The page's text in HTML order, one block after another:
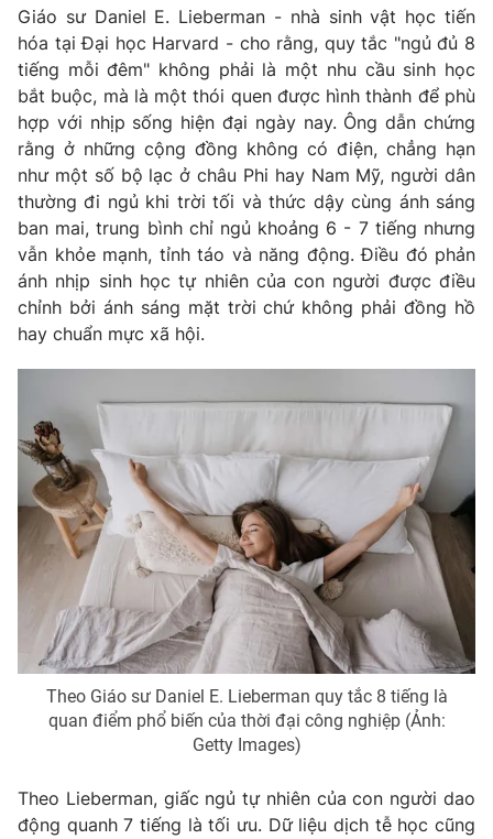
Tư vấn
Chuyên mục khác
Emagazine Podcast
Photo Infographic
Video Shorts video
VTV Money VTV Thể thao
VTV Sức khoẻ Bất động sản
Thị trường 24h Tấm lòng Việt
VTV4 Vươn mình bằng AI
VTV9 VTV8
Liên hệ tòa soạn English
THỜI BÁO VTV
Theo dõi báo trên
Giáo sư Daniel E. Lieberman - nhà sinh vật học tiến
hóa tại Đại học Harvard - cho rằng, quy tắc "ngủ đủ 8
tiếng mỗi đêm" không phải là một nhu cầu sinh học
bắt buộc, mà là một thói quen được hình thành để phù
hợp với nhịp sống hiện đại ngày nay. Ông dẫn chứng
rằng ở những cộng đồng không có điện, chẳng hạn
như một số bộ lạc ở châu Phi hay Nam Mỹ, người dân
thường đi ngủ khi trời tối và thức dậy cùng ánh sáng
ban mai, trung bình chỉ ngủ khoảng 6 - 7 tiếng nhưng
vẫn khỏe mạnh, tỉnh táo và năng động. Điều đó phản
ánh nhịp sinh học tự nhiên của con người được điều
chỉnh bởi ánh sáng mặt trời chứ không phải đồng hồ
hay chuẩn mực xã hội.
Theo Giáo sư Daniel E. Lieberman quy tắc 8 tiếng là
quan điểm phổ biến của thời đại công nghiệp (Ảnh:
Getty Images)
Theo Lieberman, giấc ngủ tự nhiên của con người dao
động quanh 7 tiếng là tối ưu. Dữ liệu dịch tễ học cũng